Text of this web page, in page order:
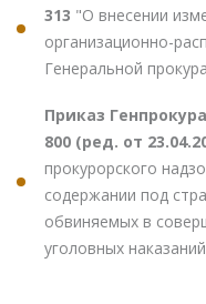
313 "О внесении
организационно-
Генеральной
Приказ
800 (ред. от
прокурорского
содержании под
обвиняемых в
уголовных